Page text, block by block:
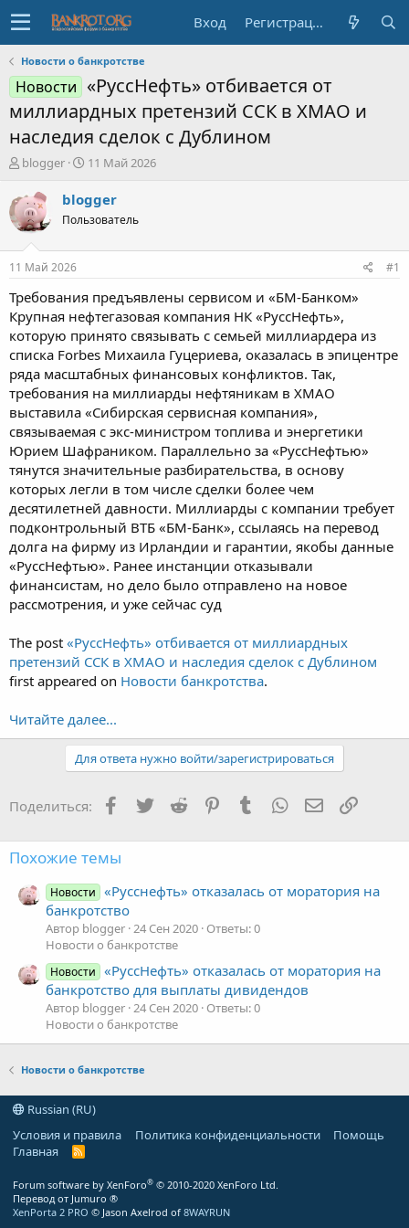
Вход Регистрация
Новости о банкротстве
Новости «РуссНефть» отбивается от
миллиардных претензий ССК в ХМАО и
наследия сделок с Дублином
А
т
о
р
е
м
ы
blogger
Д
т
а
н
л
а
11 Май 2026
blogger
Пользователь
11 Май 2026 #1
Требования предъявлены сервисом и «БМ-Банком»
Крупная нефтегазовая компания НК «РуссНефть»,
которую принято связывать с семьей миллиардера из
списка Forbes Михаила Гуцериева, оказалась в эпицентре
ряда масштабных финансовых конфликтов. Так,
требования на миллиарды нефтяникам в ХМАО
выставила «Сибирская сервисная компания»,
связываемая с экс-министром топлива и энергетики
Юрием Шафраником. Параллельно за «РуссНефтью»
тянутся значительные разбирательства, в основу
которых легли в том числе сделки более чем
десятилетней давности. Миллиарды с компании требует
подконтрольный ВТБ «БМ-Банк», ссылаясь на перевод
долга на фирму из Ирландии и гарантии, якобы данные
«РуссНефтью». Ранее инстанции отказывали
финансистам, но дело было отправлено на новое
рассмотрения, и уже сейчас суд
The post «РуссНефть» отбивается от миллиардных
претензий ССК в ХМАО и наследия сделок с Дублином
first appeared on Новости банкротства.
Читайте далее...
Для ответа нужно войти/зарегистрироваться
Поделиться: Facebook
TwitterReddit PinterestTumblr WhatsApp Ссылка
Похожие темы
Новости
«Русснефть» отказалась от моратория на
банкротство
Автор blogger 24 Сен 2020 Ответы: 0
Новости о банкротстве
Новости
«РуссНефть» отказалась от моратория на
банкротство для выплаты дивидендов
Автор blogger 24 Сен 2020 Ответы: 0
Новости о банкротстве
Новости о банкротстве
Russian (RU)
Условия и правила
Политика конфиденциальности
Помощь
Главная
R
Forum software by XenForo® © 2010-2020 XenForo Ltd.
Перевод от Jumuro ®
XenPorta 2 PRO © Jason Axelrod of 8WAYRUN